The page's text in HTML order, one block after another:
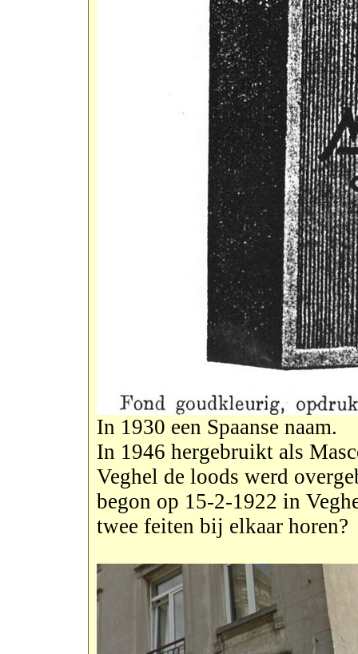
In 1930 een Spaanse naam.
In 1946 hergebruikt als
Veghel de loods werd
begon op 15-2-1922 in
twee feiten bij elkaar horen?